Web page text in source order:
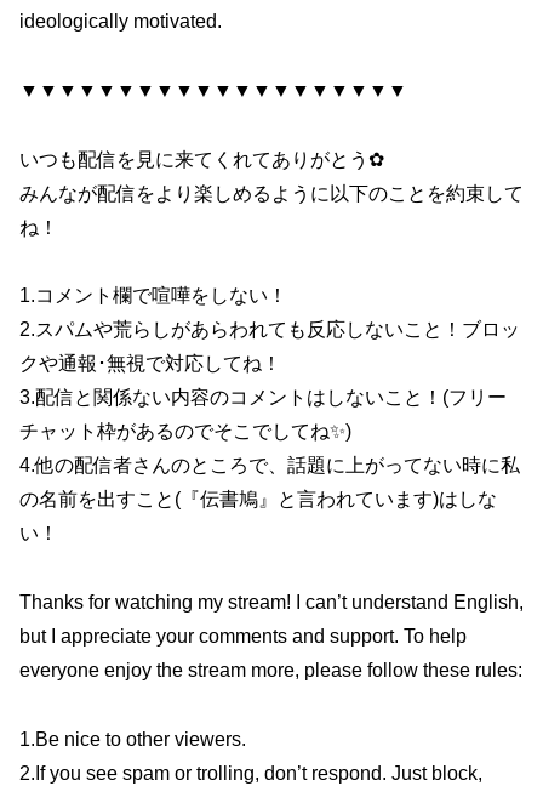
ideologically motivated.
▼▼▼▼▼▼▼▼▼▼▼▼▼▼▼▼▼▼▼▼
いつも配信を見に来てくれてありがとう✿
みんなが配信をより楽しめるように以下のことを約束して
ね！
1.コメント欄で喧嘩をしない！
2.スパムや荒らしがあらわれても反応しないこと！ブロッ
クや通報･無視で対応してね！
3.配信と関係ない内容のコメントはしないこと！(フリー
チャット枠があるのでそこでしてね✨)
4.他の配信者さんのところで、話題に上がってない時に私
の名前を出すこと(『伝書鳩』と言われています)はしな
い！
Thanks for watching my stream! I can’t understand English,
but I appreciate your comments and support. To help
everyone enjoy the stream more, please follow these rules:
1.Be nice to other viewers.
2.If you see spam or trolling, don’t respond. Just block,